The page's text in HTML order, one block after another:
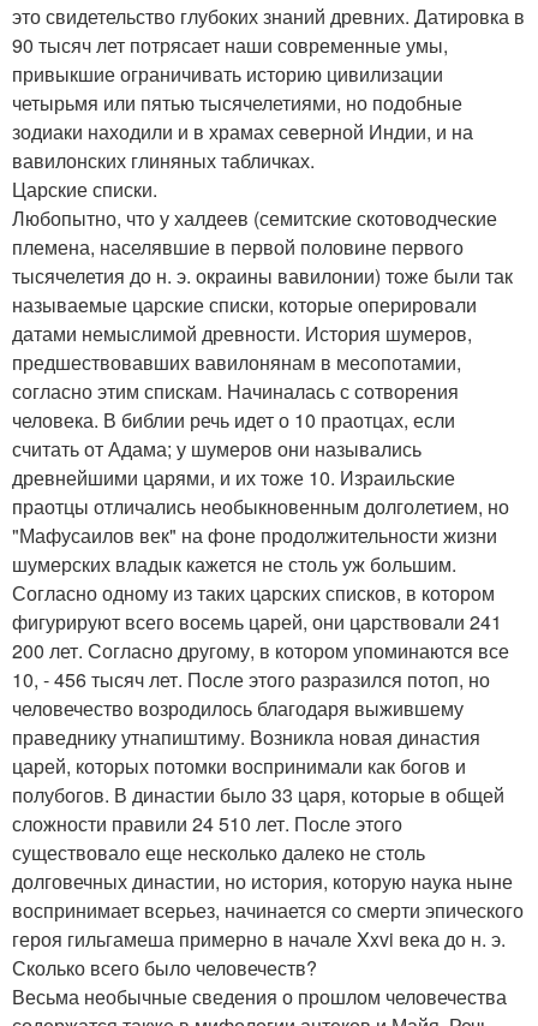
это свидетельство глубоких знаний древних. Датировка в
90 тысяч лет потрясает наши современные умы,
привыкшие ограничивать историю цивилизации
четырьмя или пятью тысячелетиями, но подобные
зодиаки находили и в храмах северной Индии, и на
вавилонских глиняных табличках.
Царские списки.
Любопытно, что у халдеев (семитские скотоводческие
племена, населявшие в первой половине первого
тысячелетия до н. э. окраины вавилонии) тоже были так
называемые царские списки, которые оперировали
датами немыслимой древности. История шумеров,
предшествовавших вавилонянам в месопотамии,
согласно этим спискам. Начиналась с сотворения
человека. В библии речь идет о 10 праотцах, если
считать от Адама; у шумеров они назывались
древнейшими царями, и их тоже 10. Израильские
праотцы отличались необыкновенным долголетием, но
"Мафусаилов век" на фоне продолжительности жизни
шумерских владык кажется не столь уж большим.
Согласно одному из таких царских списков, в котором
фигурируют всего восемь царей, они царствовали 241
200 лет. Согласно другому, в котором упоминаются все
10, - 456 тысяч лет. После этого разразился потоп, но
человечество возродилось благодаря выжившему
праведнику утнапиштиму. Возникла новая династия
царей, которых потомки воспринимали как богов и
полубогов. В династии было 33 царя, которые в общей
сложности правили 24 510 лет. После этого
существовало еще несколько далеко не столь
долговечных династии, но история, которую наука ныне
воспринимает всерьез, начинается со смерти эпического
героя гильгамеша примерно в начале Xxvi века до н. э.
Сколько всего было человечеств?
Весьма необычные сведения о прошлом человечества